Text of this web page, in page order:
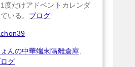
度だけアドベントカレンダ
いる。 ブログ
んの中華端末隔離倉庫、
グ